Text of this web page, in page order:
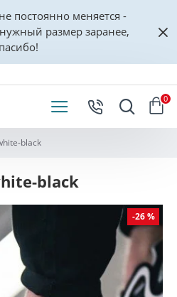
постоянно меняется -
размер заранее,
0
black
black
-26 %